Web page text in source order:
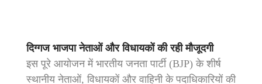
दिग्गज भाजपा नेताओं और विधायकों की रही मौजूदगी
इस पूरे आयोजन में भारतीय जनता पार्टी (BJP) के शीर्ष
स्थानीय नेताओं, विधायकों और वाहिनी के पदाधिकारियों की